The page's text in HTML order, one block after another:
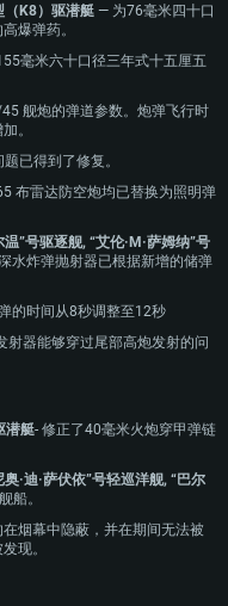
（K8）驱潜艇 — 为76毫米四十口
爆弹药。
毫米六十口径三年式十五厘五
舰炮的弹道参数。炮弹飞行时
。
已得到了修复。
布雷达防空炮均已替换为照明弹
”号驱逐舰, “艾伦·M·萨姆纳”号
水炸弹抛射器已根据新增的储弹
的时间从8秒调整至12秒
射器能够穿过尾部高炮发射的问
潜艇- 修正了40毫米火炮穿甲弹链
·迪·萨伏依”号轻巡洋舰, “巴尔
船。
烟幕中隐蔽，并在期间无法被
现。